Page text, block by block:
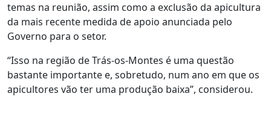
temas na reunião, assim como a exclusão da apicultura
da mais recente medida de apoio anunciada pelo
Governo para o setor.
“Isso na região de Trás-os-Montes é uma questão
bastante importante e, sobretudo, num ano em que os
apicultores vão ter uma produção baixa”, considerou.